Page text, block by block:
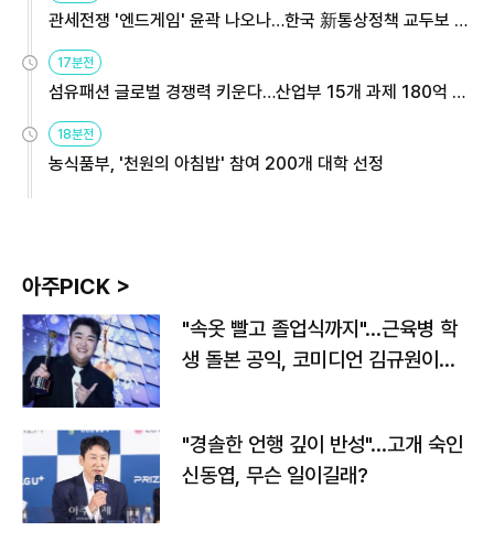
관세전쟁 '엔드게임' 윤곽 나오나…한국 新통상정책 교두보 활
용해야
17분전
섬유패션 글로벌 경쟁력 키운다…산업부 15개 과제 180억 지
원
18분전
농식품부, '천원의 아침밥' 참여 200개 대학 선정
아주PICK >
"속옷 빨고 졸업식까지"…근육병 학
생 돌본 공익, 코미디언 김규원이었
"경솔한 언행 깊이 반성"…고개 숙인
신동엽, 무슨 일이길래?